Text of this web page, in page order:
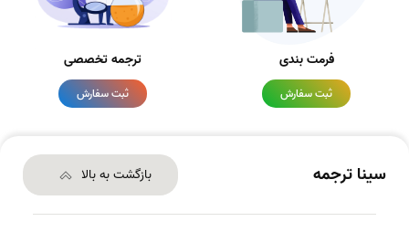
فرمت بندی
ثبت سفارش
ترجمه تخصصی
ثبت سفارش
سینا ترجمه بازگشت به بالا